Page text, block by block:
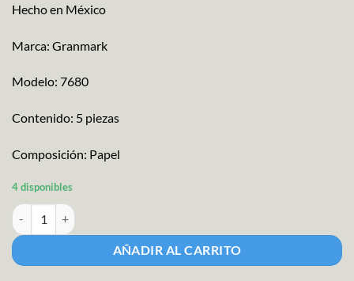
Hecho en México
Marca: Granmark
Modelo: 7680
Contenido: 5 piezas
Composición: Papel
4 disponibles
Papel Regalo Pinos Jade M-7680 cantidad
AÑADIR AL CARRITO